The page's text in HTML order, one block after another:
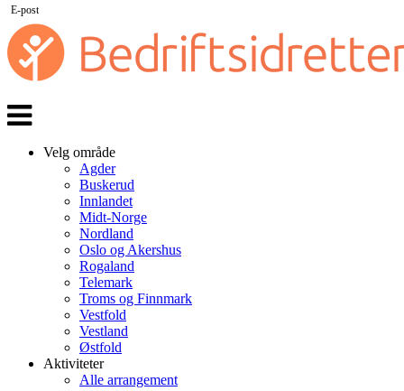
Veksle
navigasjon
Velg område
Agder
Buskerud
Innlandet
Midt-Norge
Nordland
Oslo og Akershus
Rogaland
Telemark
Troms og Finnmark
Vestfold
Vestland
Østfold
Aktiviteter
Alle arrangement
E-post